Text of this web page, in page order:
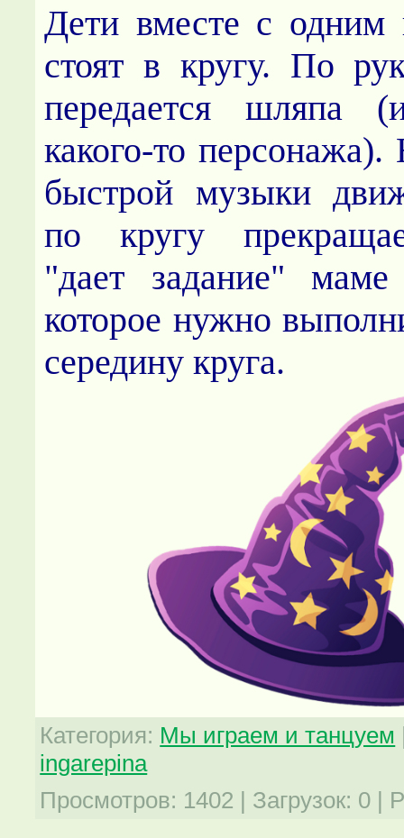
Дети вместе с одним
стоят в кругу. По
передается шляпа
какого-то
быстрой музыки
по кругу
"дает задание"
которое нужно
середину круга.
Категория: Мы играем и танцуем
ingarepina
Просмотров: 1402 | Загрузок: 0 |